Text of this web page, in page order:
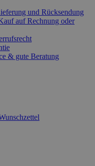
und Rücksendung
auf Rechnung oder
& gute Beratung